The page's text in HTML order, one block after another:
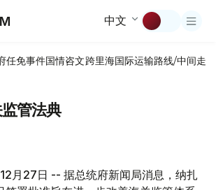
中文
任免事件国情咨文跨里海国际运输路线/中间走廊
管法典
月27日 -- 据总统府新闻局消息，纳扎